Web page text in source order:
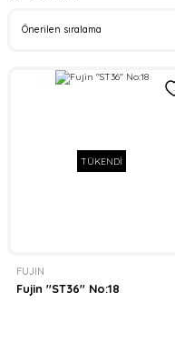
TÜKENDİ
FUJIN
Fujin ''ST36'' No:18